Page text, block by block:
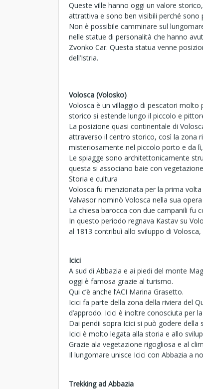
Queste ville hanno oggi un valore
attrattiva e sono ben visibili perché sono
Non è possibile camminare sul
nelle statue di personalità che hanno
Zvonko Car. Questa statua venne
dell’Istria.
Volosca (Volosko)
Volosca è un villaggio di pescatori molto
storico si estende lungo il piccolo e
La posizione quasi continentale di
attraverso il centro storico, così la zona
misteriosamente nel piccolo porto e da
Le spiagge sono architettonicamente
questa si associano baie con
Storia e cultura
Volosca fu menzionata per la prima
Valvasor nominò Volosca nella sua
La chiesa barocca con due campanili fu
In questo periodo regnava Kastav su
al 1813 contribuì allo sviluppo di
Icici
A sud di Abbazia e ai piedi del monte
oggi è famosa grazie al turismo.
Qui c’è anche l’ACI Marina Grasetto.
Icici fa parte della zona della riviera del
d’approdo. Icici è inoltre conosciuta per
Dai pendii sopra Icici si può godere della
Icici è molto legata alla storia e allo
Grazie ala vegetazione rigogliosa e al
Il lungomare unisce Icici con Abbazia a
Trekking ad Abbazia